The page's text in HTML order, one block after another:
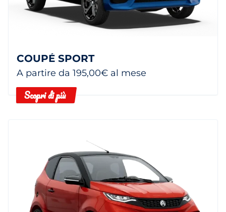
COUPÉ SPORT
A partire da 195,00€ al mese
Scopri di più